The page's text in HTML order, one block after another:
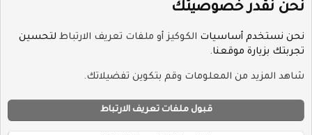
سياسة الخصوصية
الرئيسية
نحن نقدر خصوصيتك
نحن نستخدم أساسيات الكوكيز أو ملفات تعريف الارتباط لتحسين
تجربتك بزيارة موقعنا.
شاهد المزيد من المعلومات وقم بتكوين تفضيلاتك.
قبول ملفات تعريف الارتباط